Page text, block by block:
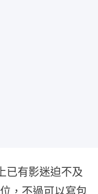
已有影迷迫不及
，不過可以寫包